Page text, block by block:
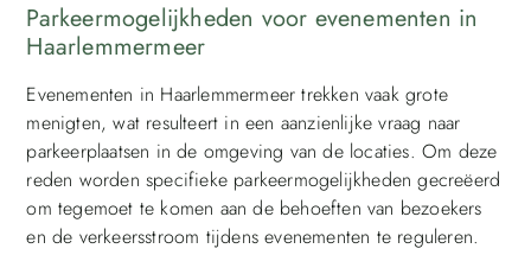
Parkeermogelijkheden voor evenementen in
Haarlemmermeer
Evenementen in Haarlemmermeer trekken vaak grote
menigten, wat resulteert in een aanzienlijke vraag naar
parkeerplaatsen in de omgeving van de locaties. Om deze
reden worden specifieke parkeermogelijkheden gecreëerd
om tegemoet te komen aan de behoeften van bezoekers
en de verkeersstroom tijdens evenementen te reguleren.